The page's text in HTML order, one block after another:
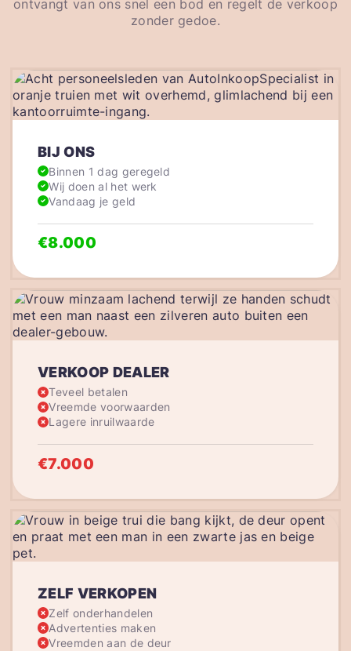
ontvangt van ons snel een bod en regelt de verkoop
zonder gedoe.
VERKOOP DEALER
Teveel betalen
Vreemde voorwaarden
Lagere inruilwaarde
€7.000
BIJ ONS
Binnen 1 dag geregeld
Wij doen al het werk
Vandaag je geld
€8.000
ZELF VERKOPEN
Zelf onderhandelen
Advertenties maken
Vreemden aan de deur